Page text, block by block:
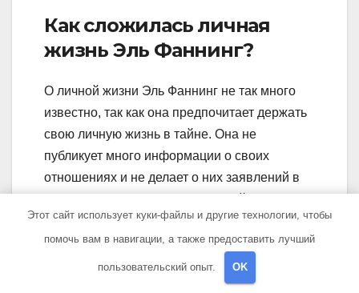
Как сложилась личная
жизнь Эль Фаннинг?
О личной жизни Эль Фаннинг не так много
известно, так как она предпочитает держать
свою личную жизнь в тайне. Она не
публикует много информации о своих
отношениях и не делает о них заявлений в
актерской работе, что позволяет ей
сохранить личную жизнь в приватности.
Какие достижения имеет
Этот сайт использует куки-файлы и другие технологии, чтобы
помочь вам в навигации, а также предоставить лучший
пользовательский опыт. OK